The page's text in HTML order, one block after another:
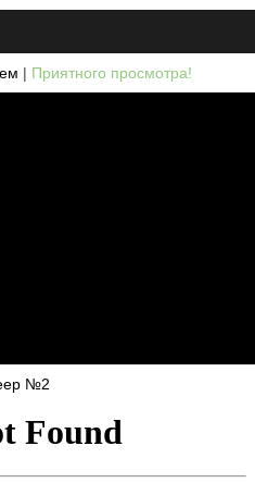
| Приятного просмотра!
№2